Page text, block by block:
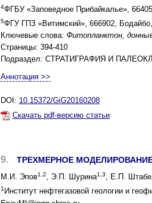
4ФГБУ «Заповедное Прибайкалье»,
5ФГУ ГПЗ «Витимский», 666902,
Ключевые слова: Фитопланктон,
Страницы: 394-410
Подраздел: СТРАТИГРАФИЯ И
Аннотация >>
DOI: 10.15372/GiG20160208
Скачать pdf-версию статьи
9. ТРЕХМЕРНОЕ
М.И. Эпов1,2, Э.П. Шурина1,3, Е.П.
1 Институт нефтегазовой геологии и